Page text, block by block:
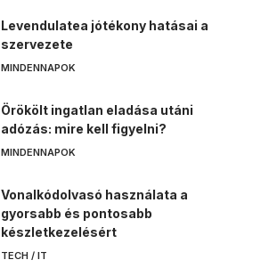
Levendulatea jótékony hatásai a
szervezete
MINDENNAPOK
Örökölt ingatlan eladása utáni
adózás: mire kell figyelni?
MINDENNAPOK
Vonalkódolvasó használata a
gyorsabb és pontosabb
készletkezelésért
TECH / IT